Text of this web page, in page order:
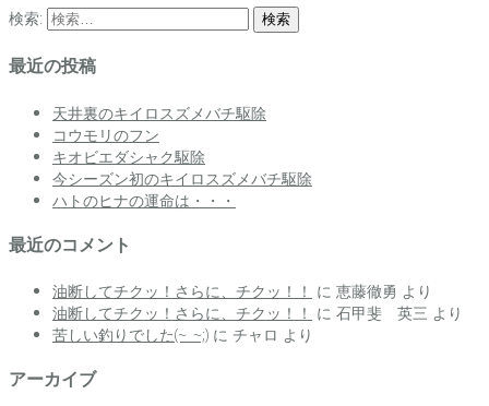
検索:
最近の投稿
天井裏のキイロスズメバチ駆除
コウモリのフン
キオビエダシャク駆除
今シーズン初のキイロスズメバチ駆除
ハトのヒナの運命は・・・
最近のコメント
油断してチクッ！さらに、チクッ！！ に 恵藤徹勇 より
油断してチクッ！さらに、チクッ！！ に 石甲斐 英三 より
苦しい釣りでした(~_~;) に チャロ より
アーカイブ